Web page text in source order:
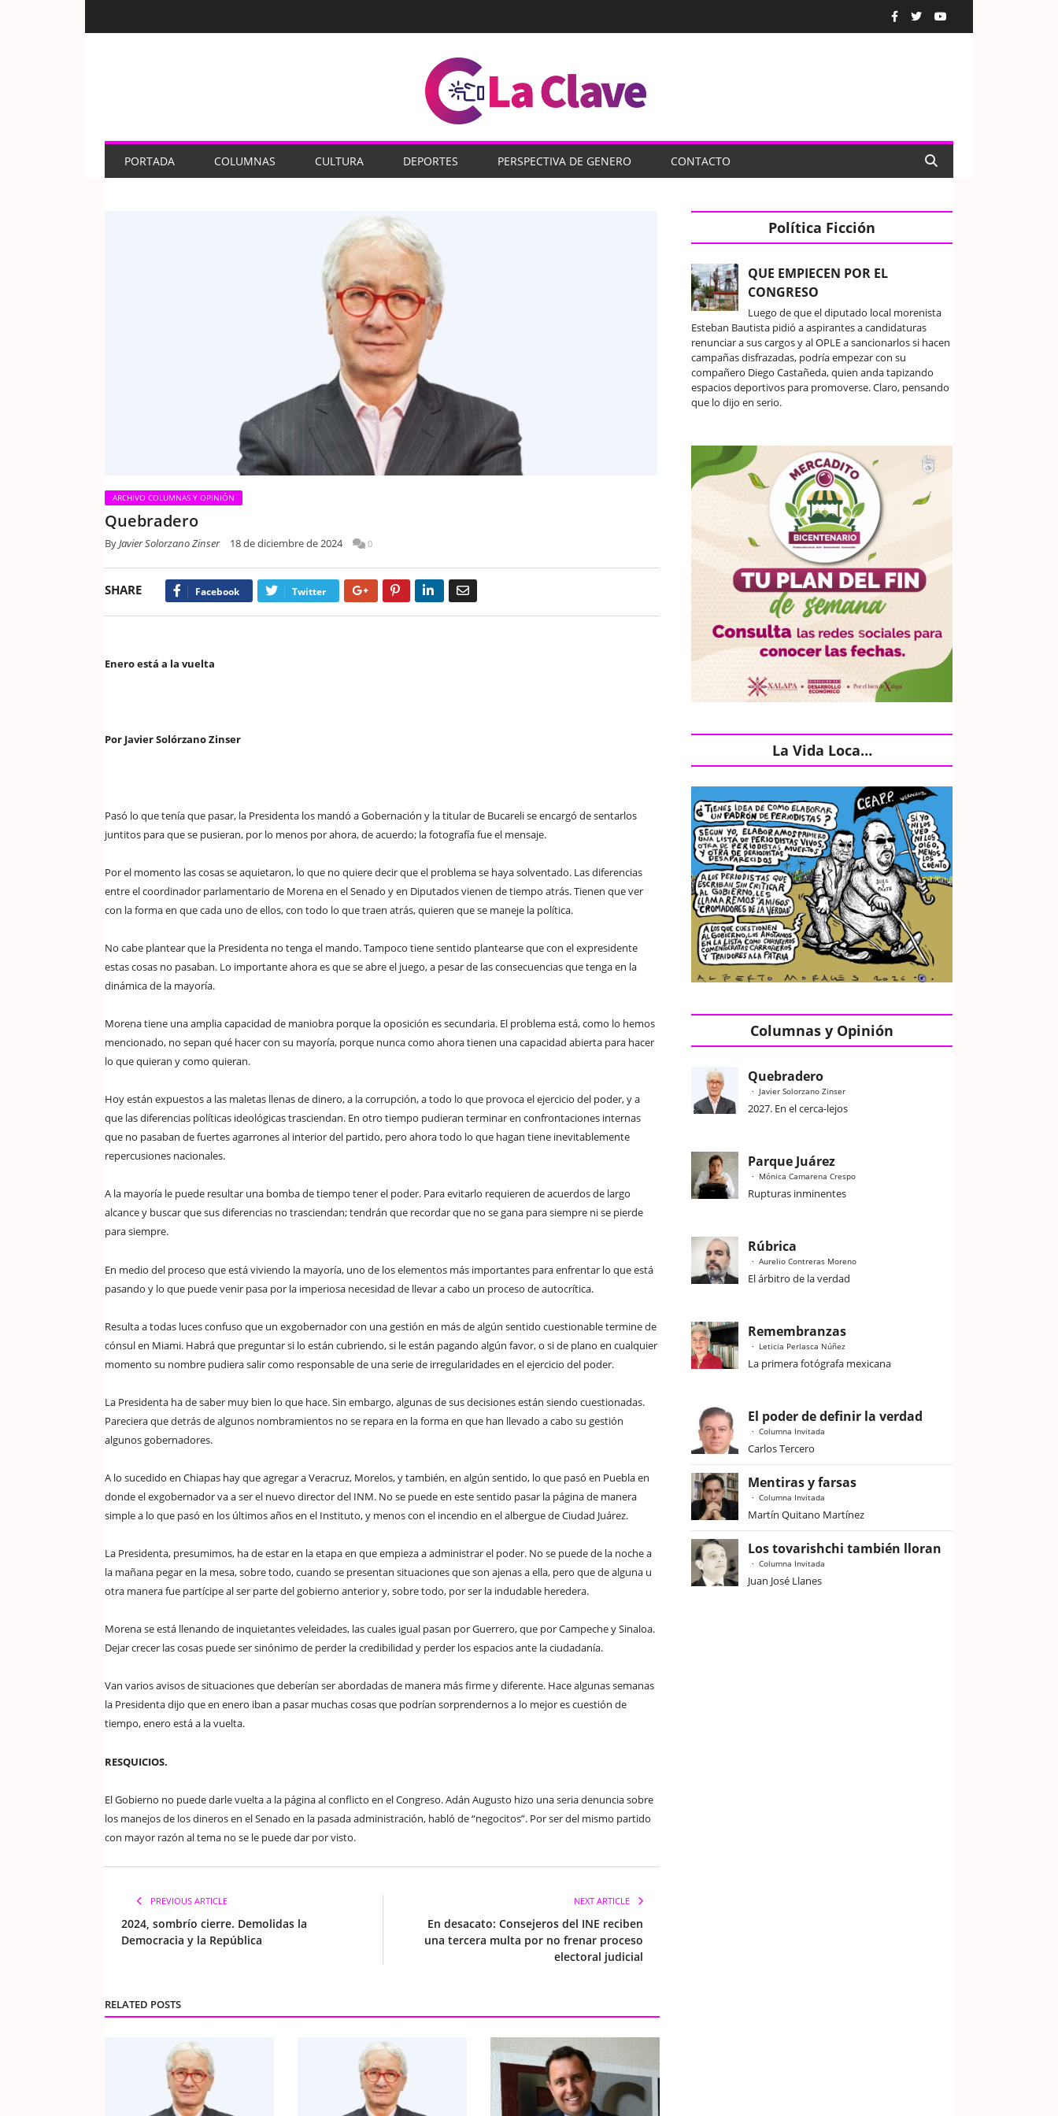
PORTADA COLUMNAS CULTURA DEPORTES PERSPECTIVA DE GENERO CONTACTO
ARCHIVO COLUMNAS Y OPINIÓN
Quebradero
ByJavier Solorzano Zinser 18 de diciembre de 2024 0
SHARE Facebook Twitter Google+ Pinterest LinkedIn
Enero está a la vuelta
Por Javier Solórzano Zinser
Pasó lo que tenía que pasar, la Presidenta los mandó a Gobernación y la titular de Bucareli se encargó de sentarlos
juntitos para que se pusieran, por lo menos por ahora, de acuerdo; la fotografía fue el mensaje.
Por el momento las cosas se aquietaron, lo que no quiere decir que el problema se haya solventado. Las diferencias
entre el coordinador parlamentario de Morena en el Senado y en Diputados vienen de tiempo atrás. Tienen que ver
con la forma en que cada uno de ellos, con todo lo que traen atrás, quieren que se maneje la política.
No cabe plantear que la Presidenta no tenga el mando. Tampoco tiene sentido plantearse que con el expresidente
estas cosas no pasaban. Lo importante ahora es que se abre el juego, a pesar de las consecuencias que tenga en la
dinámica de la mayoría.
Morena tiene una amplia capacidad de maniobra porque la oposición es secundaria. El problema está, como lo hemos
mencionado, no sepan qué hacer con su mayoría, porque nunca como ahora tienen una capacidad abierta para hacer
lo que quieran y como quieran.
Hoy están expuestos a las maletas llenas de dinero, a la corrupción, a todo lo que provoca el ejercicio del poder, y a
que las diferencias políticas ideológicas trasciendan. En otro tiempo pudieran terminar en confrontaciones internas
que no pasaban de fuertes agarrones al interior del partido, pero ahora todo lo que hagan tiene inevitablemente
repercusiones nacionales.
A la mayoría le puede resultar una bomba de tiempo tener el poder. Para evitarlo requieren de acuerdos de largo
alcance y buscar que sus diferencias no trasciendan; tendrán que recordar que no se gana para siempre ni se pierde
para siempre.
En medio del proceso que está viviendo la mayoría, uno de los elementos más importantes para enfrentar lo que está
pasando y lo que puede venir pasa por la imperiosa necesidad de llevar a cabo un proceso de autocrítica.
Resulta a todas luces confuso que un exgobernador con una gestión en más de algún sentido cuestionable termine de
cónsul en Miami. Habrá que preguntar si lo están cubriendo, si le están pagando algún favor, o si de plano en cualquier
momento su nombre pudiera salir como responsable de una serie de irregularidades en el ejercicio del poder.
La Presidenta ha de saber muy bien lo que hace. Sin embargo, algunas de sus decisiones están siendo cuestionadas.
Pareciera que detrás de algunos nombramientos no se repara en la forma en que han llevado a cabo su gestión
algunos gobernadores.
A lo sucedido en Chiapas hay que agregar a Veracruz, Morelos, y también, en algún sentido, lo que pasó en Puebla en
donde el exgobernador va a ser el nuevo director del INM. No se puede en este sentido pasar la página de manera
simple a lo que pasó en los últimos años en el Instituto, y menos con el incendio en el albergue de Ciudad Juárez.
La Presidenta, presumimos, ha de estar en la etapa en que empieza a administrar el poder. No se puede de la noche a
la mañana pegar en la mesa, sobre todo, cuando se presentan situaciones que son ajenas a ella, pero que de alguna u
otra manera fue partícipe al ser parte del gobierno anterior y, sobre todo, por ser la indudable heredera.
Morena se está llenando de inquietantes veleidades, las cuales igual pasan por Guerrero, que por Campeche y Sinaloa.
Dejar crecer las cosas puede ser sinónimo de perder la credibilidad y perder los espacios ante la ciudadanía.
Van varios avisos de situaciones que deberían ser abordadas de manera más firme y diferente. Hace algunas semanas
la Presidenta dijo que en enero iban a pasar muchas cosas que podrían sorprendernos a lo mejor es cuestión de
tiempo, enero está a la vuelta.
RESQUICIOS.
El Gobierno no puede darle vuelta a la página al conflicto en el Congreso. Adán Augusto hizo una seria denuncia sobre
los manejos de los dineros en el Senado en la pasada administración, habló de “negocitos”. Por ser del mismo partido
con mayor razón al tema no se le puede dar por visto.
PREVIOUS ARTICLE
2024, sombrío cierre. Demolidas la
Democracia y la República
NEXT ARTICLE
En desacato: Consejeros del INE reciben
una tercera multa por no frenar proceso
electoral judicial
RELATED POSTS
Política Ficción
QUE EMPIECEN POR EL
CONGRESO
Luego de que el diputado local morenista
Esteban Bautista pidió a aspirantes a candidaturas
renunciar a sus cargos y al OPLE a sancionarlos si hacen
campañas disfrazadas, podría empezar con su
compañero Diego Castañeda, quien anda tapizando
espacios deportivos para promoverse. Claro, pensando
que lo dijo en serio.
La Vida Loca…
Columnas y Opinión
Quebradero
Javier Solorzano Zinser
2027. En el cerca-lejos
Parque Juárez
Mónica Camarena Crespo
Rupturas inminentes
Rúbrica
Aurelio Contreras Moreno
El árbitro de la verdad
Remembranzas
Leticia Perlasca Núñez
La primera fotógrafa mexicana
El poder de definir la verdad
Columna Invitada
Carlos Tercero
Mentiras y farsas
Columna Invitada
Martín Quitano Martínez
Los tovarishchi también lloran
Columna Invitada
Juan José Llanes